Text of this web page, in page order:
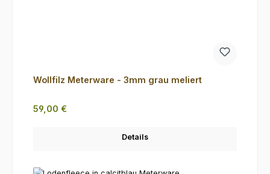
Wollfilz Meterware - 3mm grau meliert
Regulärer Preis:
59,00 €
Details